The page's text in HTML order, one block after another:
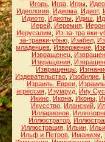
Игорь Игра Игры
Идеология, Идиома, Идиот,
Идиото Идиоты Идиш
Иерей, Иеремия,
Иерусалим
Из-за-тра вки-
за-травки-убью, Изабел,
младенцев Извержение
Извращенец,
Извращения
Извращенцы
Издевательство Изобилие
Израиль. Евреи
агрессия Изумруд Ииу
Икинс
Икона, Иконы,
Икусство Иланский
Илларионов
Иллюстратор
Иллюстрация, Ильин,
Ильф и Петров, Имажизм